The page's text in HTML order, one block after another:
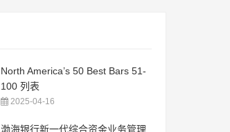
North America’s 50 Best Bars 51-
100 列表
2025-04-16
渤海银行新一代综合资金业务管理